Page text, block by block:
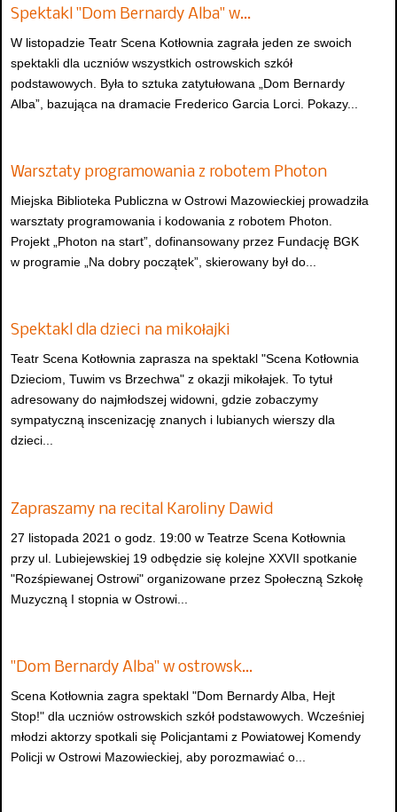
Spektakl "Dom Bernardy Alba" w…
W listopadzie Teatr Scena Kotłownia zagrała jeden ze swoich
spektakli dla uczniów wszystkich ostrowskich szkół
podstawowych. Była to sztuka zatytułowana „Dom Bernardy
Alba”, bazująca na dramacie Frederico Garcia Lorci. Pokazy...
Warsztaty programowania z robotem Photon
Miejska Biblioteka Publiczna w Ostrowi Mazowieckiej prowadziła
warsztaty programowania i kodowania z robotem Photon.
Projekt „Photon na start”, dofinansowany przez Fundację BGK
w programie „Na dobry początek”, skierowany był do...
Spektakl dla dzieci na mikołajki
Teatr Scena Kotłownia zaprasza na spektakl "Scena Kotłownia
Dzieciom, Tuwim vs Brzechwa" z okazji mikołajek. To tytuł
adresowany do najmłodszej widowni, gdzie zobaczymy
sympatyczną inscenizację znanych i lubianych wierszy dla
dzieci...
Zapraszamy na recital Karoliny Dawid
27 listopada 2021 o godz. 19:00 w Teatrze Scena Kotłownia
przy ul. Lubiejewskiej 19 odbędzie się kolejne XXVII spotkanie
"Rozśpiewanej Ostrowi" organizowane przez Społeczną Szkołę
Muzyczną I stopnia w Ostrowi...
"Dom Bernardy Alba" w ostrowsk…
Scena Kotłownia zagra spektakl "Dom Bernardy Alba, Hejt
Stop!" dla uczniów ostrowskich szkół podstawowych. Wcześniej
młodzi aktorzy spotkali się Policjantami z Powiatowej Komendy
Policji w Ostrowi Mazowieckiej, aby porozmawiać o...